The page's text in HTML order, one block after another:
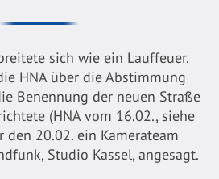
sich wie ein Lauffeuer.
HNA über die Abstimmung
Benennung der neuen Straße
(HNA vom 16.02., siehe
20.02. ein Kamerateam
Studio Kassel, angesagt.